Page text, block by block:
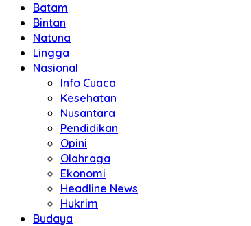
Batam
Bintan
Natuna
Lingga
Nasional
Info Cuaca
Kesehatan
Nusantara
Pendidikan
Opini
Olahraga
Ekonomi
Headline News
Hukrim
Budaya